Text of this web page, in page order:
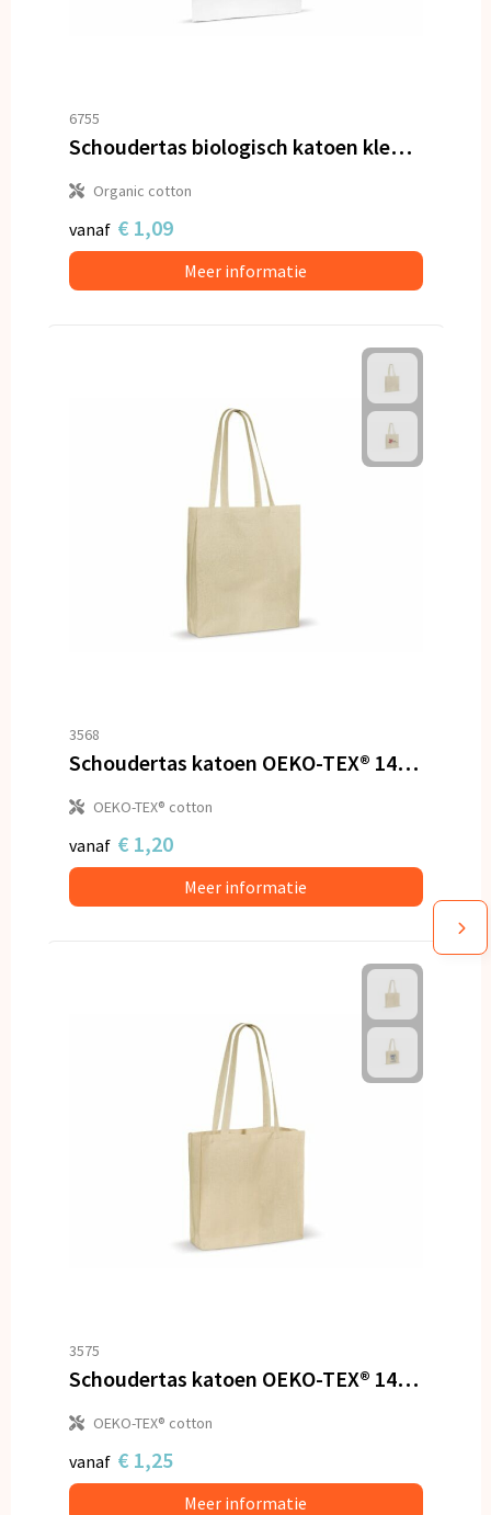
6755
Schoudertas biologisch katoen kleur lang 140g/m² 38x42 cm
Organic cotton
vanaf € 1,09
Meer informatie
3568
Schoudertas katoen OEKO-TEX® 140g/m² 38x10x42cm
OEKO-TEX® cotton
vanaf € 1,20
Meer informatie
3575
Schoudertas katoen OEKO-TEX® 140g/m² 40x10x35cm
OEKO-TEX® cotton
vanaf € 1,25
Meer informatie